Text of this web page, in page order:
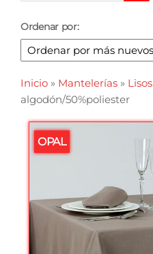
Ordenar por:
Inicio » Mantelerías » Lisos
algodón/50%poliester
OPAL